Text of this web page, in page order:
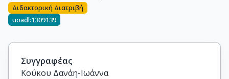
Διδακτορική Διατριβή
uoadl:1309139
Συγγραφέας
Κούκου Δανάη-Ιωάννα